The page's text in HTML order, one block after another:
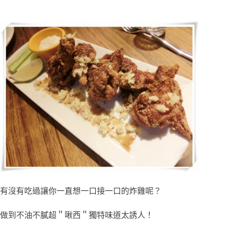
有沒有吃過讓你一直想一口接一口的炸雞呢？
做到不油不膩超＂啾西＂獨特味道太誘人！